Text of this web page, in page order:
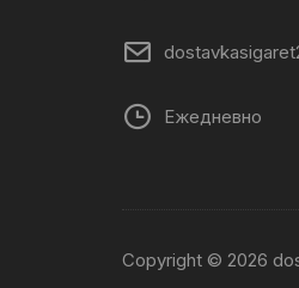
Ежедневно
Copyright © 2026